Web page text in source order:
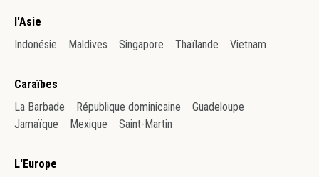
l'Asie
Indonésie
Maldives Singapore Thaïlande Vietnam
Caraïbes
La Barbade
République dominicaine
Guadeloupe
Jamaïque
Mexique Saint-Martin
L'Europe